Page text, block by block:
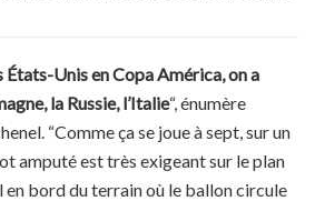
États-Unis en Copa América, on a
la Russie, l’Italie“, énumère
“Comme ça se joue à sept, sur un
amputé est très exigeant sur le plan
bord du terrain où le ballon circule